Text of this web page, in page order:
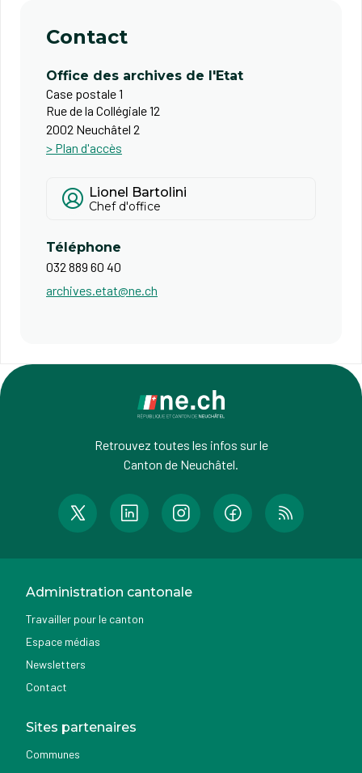
Contact
Office des archives de l'Etat
Case postale 1
Rue de la Collégiale 12
2002 Neuchâtel 2
> Plan d'accès
Lionel Bartolini
Chef d'office
Téléphone
032 889 60 40
archives.etat@ne.ch
Retrouvez toutes les infos sur le
Canton de Neuchâtel.
Administration cantonale
Travailler pour le canton
Espace médias
Newsletters
Contact
Sites partenaires
Communes